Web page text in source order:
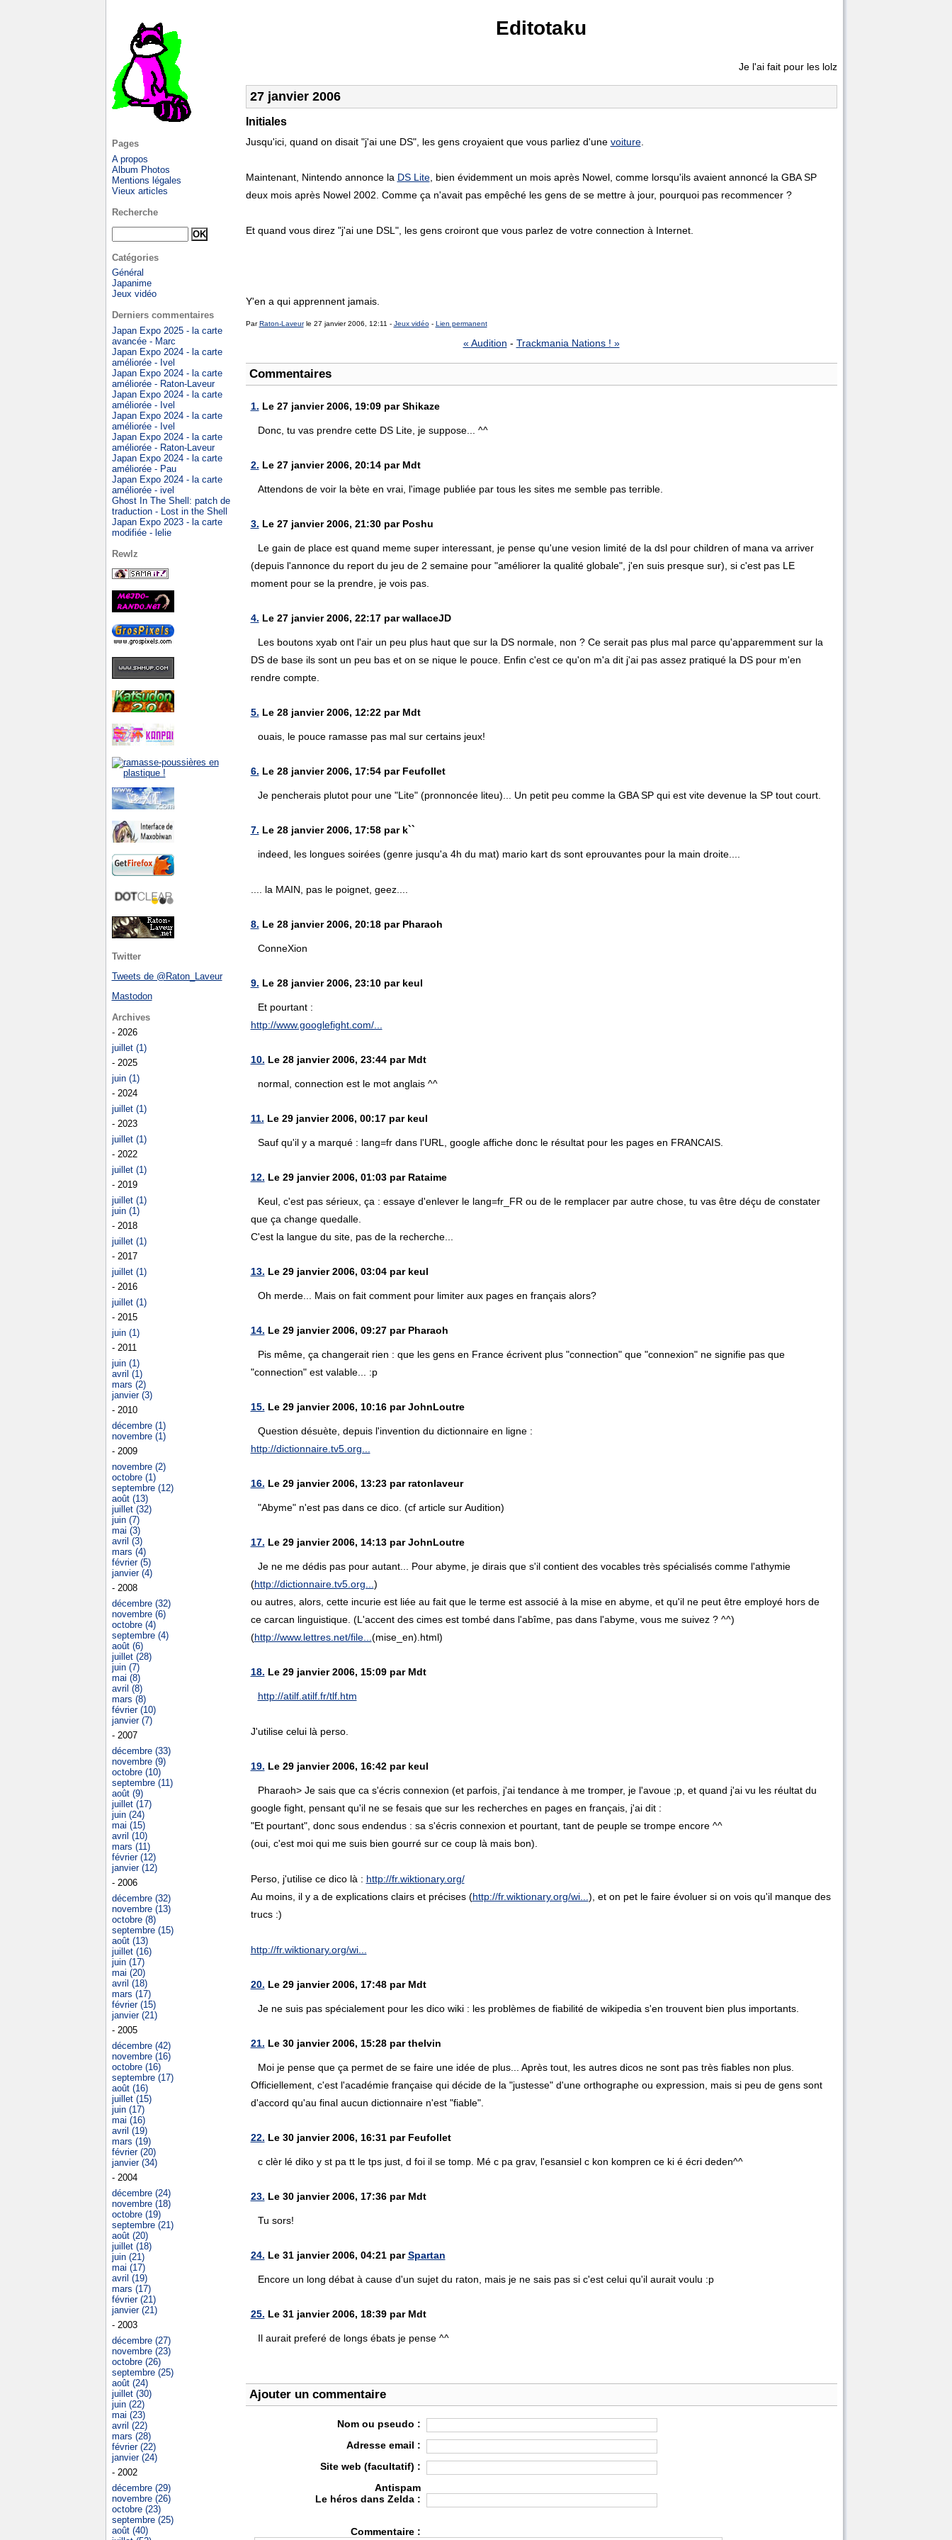
Editotaku
Je l'ai fait pour les lolz
27 janvier 2006
Initiales
Jusqu'ici, quand on disait "j'ai une DS", les gens croyaient que vous parliez d'une voiture.
Maintenant, Nintendo annonce la DS Lite, bien évidemment un mois après Nowel, comme lorsqu'ils avaient annoncé la GBA SP
deux mois après Nowel 2002. Comme ça n'avait pas empêché les gens de se mettre à jour, pourquoi pas recommencer ?
Et quand vous direz "j'ai une DSL", les gens croiront que vous parlez de votre connection à Internet.
Y'en a qui apprennent jamais.
ParRaton-Laveurle 27 janvier 2006, 12:11 - Jeux vidéo- Lien permanent
« Audition - Trackmania Nations ! »
Commentaires
1. Le 27 janvier 2006, 19:09 par Shikaze
Donc, tu vas prendre cette DS Lite, je suppose... ^^
2. Le 27 janvier 2006, 20:14 par Mdt
Attendons de voir la bète en vrai, l'image publiée par tous les sites me semble pas terrible.
3. Le 27 janvier 2006, 21:30 par Poshu
Le gain de place est quand meme super interessant, je pense qu'une vesion limité de la dsl pour children of mana va arriver
(depuis l'annonce du report du jeu de 2 semaine pour "améliorer la qualité globale", j'en suis presque sur), si c'est pas LE
moment pour se la prendre, je vois pas.
4. Le 27 janvier 2006, 22:17 par wallaceJD
Les boutons xyab ont l'air un peu plus haut que sur la DS normale, non ? Ce serait pas plus mal parce qu'apparemment sur la
DS de base ils sont un peu bas et on se nique le pouce. Enfin c'est ce qu'on m'a dit j'ai pas assez pratiqué la DS pour m'en
rendre compte.
5. Le 28 janvier 2006, 12:22 par Mdt
ouais, le pouce ramasse pas mal sur certains jeux!
6. Le 28 janvier 2006, 17:54 par Feufollet
Je pencherais plutot pour une "Lite" (pronnoncée liteu)... Un petit peu comme la GBA SP qui est vite devenue la SP tout court.
7. Le 28 janvier 2006, 17:58 par k``
indeed, les longues soirées (genre jusqu'a 4h du mat) mario kart ds sont eprouvantes pour la main droite....
.... la MAIN, pas le poignet, geez....
8. Le 28 janvier 2006, 20:18 par Pharaoh
ConneXion
9. Le 28 janvier 2006, 23:10 par keul
Et pourtant :
http://www.googlefight.com/...
10. Le 28 janvier 2006, 23:44 par Mdt
normal, connection est le mot anglais ^^
11. Le 29 janvier 2006, 00:17 par keul
Sauf qu'il y a marqué : lang=fr dans l'URL, google affiche donc le résultat pour les pages en FRANCAIS.
12. Le 29 janvier 2006, 01:03 par Rataime
Keul, c'est pas sérieux, ça : essaye d'enlever le lang=fr_FR ou de le remplacer par autre chose, tu vas être déçu de constater
que ça change quedalle.
C'est la langue du site, pas de la recherche...
13. Le 29 janvier 2006, 03:04 par keul
Oh merde... Mais on fait comment pour limiter aux pages en français alors?
14. Le 29 janvier 2006, 09:27 par Pharaoh
Pis même, ça changerait rien : que les gens en France écrivent plus "connection" que "connexion" ne signifie pas que
"connection" est valable... :p
15. Le 29 janvier 2006, 10:16 par JohnLoutre
Question désuète, depuis l'invention du dictionnaire en ligne :
http://dictionnaire.tv5.org...
16. Le 29 janvier 2006, 13:23 par ratonlaveur
"Abyme" n'est pas dans ce dico. (cf article sur Audition)
17. Le 29 janvier 2006, 14:13 par JohnLoutre
Je ne me dédis pas pour autant... Pour abyme, je dirais que s'il contient des vocables très spécialisés comme l'athymie
(http://dictionnaire.tv5.org... )
ou autres, alors, cette incurie est liée au fait que le terme est associé à la mise en abyme, et qu'il ne peut être employé hors de
ce carcan linguistique. (L'accent des cimes est tombé dans l'abîme, pas dans l'abyme, vous me suivez ? ^^)
(http://www.lettres.net/file... (mise_en).html)
18. Le 29 janvier 2006, 15:09 par Mdt
http://atilf.atilf.fr/tlf.htm
J'utilise celui là perso.
19. Le 29 janvier 2006, 16:42 par keul
Pharaoh> Je sais que ca s'écris connexion (et parfois, j'ai tendance à me tromper, je l'avoue ;p, et quand j'ai vu les réultat du
google fight, pensant qu'il ne se fesais que sur les recherches en pages en français, j'ai dit :
"Et pourtant", donc sous endendus : sa s'écris connexion et pourtant, tant de peuple se trompe encore ^^
(oui, c'est moi qui me suis bien gourré sur ce coup là mais bon).
Perso, j'utilise ce dico là : http://fr.wiktionary.org/
Au moins, il y a de explications clairs et précises (http://fr.wiktionary.org/wi... ), et on pet le faire évoluer si on vois qu'il manque des
trucs :)
http://fr.wiktionary.org/wi...
20. Le 29 janvier 2006, 17:48 par Mdt
Je ne suis pas spécialement pour les dico wiki : les problèmes de fiabilité de wikipedia s'en trouvent bien plus importants.
21. Le 30 janvier 2006, 15:28 par thelvin
Moi je pense que ça permet de se faire une idée de plus... Après tout, les autres dicos ne sont pas très fiables non plus.
Officiellement, c'est l'académie française qui décide de la "justesse" d'une orthographe ou expression, mais si peu de gens sont
d'accord qu'au final aucun dictionnaire n'est "fiable".
22. Le 30 janvier 2006, 16:31 par Feufollet
c clèr lé diko y st pa tt le tps just, d foi il se tomp. Mé c pa grav, l'esansiel c kon kompren ce ki é écri deden^^
23. Le 30 janvier 2006, 17:36 par Mdt
Tu sors!
24. Le 31 janvier 2006, 04:21 parSpartan
Encore un long débat à cause d'un sujet du raton, mais je ne sais pas si c'est celui qu'il aurait voulu :p
25. Le 31 janvier 2006, 18:39 par Mdt
Il aurait preferé de longs ébats je pense ^^
Ajouter un commentaire
Nom ou pseudo :
Adresse email :
Site web (facultatif) :
Antispam
Le héros dans Zelda :
Commentaire :
Pages
A propos
Album Photos
Mentions légales
Vieux articles
Recherche
Catégories
Général
Japanime
Jeux vidéo
Derniers commentaires
Japan Expo 2025 - la carte
avancée - Marc
Japan Expo 2024 - la carte
améliorée - Ivel
Japan Expo 2024 - la carte
améliorée - Raton-Laveur
Japan Expo 2024 - la carte
améliorée - Ivel
Japan Expo 2024 - la carte
améliorée - Ivel
Japan Expo 2024 - la carte
améliorée - Raton-Laveur
Japan Expo 2024 - la carte
améliorée - Pau
Japan Expo 2024 - la carte
améliorée - ivel
Ghost In The Shell: patch de
traduction - Lost in the Shell
Japan Expo 2023 - la carte
modifiée - lelie
Rewlz
Twitter
Tweets de @Raton_Laveur
Mastodon
Archives
- 2026
juillet (1)
- 2025
juin (1)
- 2024
juillet (1)
- 2023
juillet (1)
- 2022
juillet (1)
- 2019
juillet (1)
juin (1)
- 2018
juillet (1)
- 2017
juillet (1)
- 2016
juillet (1)
- 2015
juin (1)
- 2011
juin (1)
avril (1)
mars (2)
janvier (3)
- 2010
décembre (1)
novembre (1)
- 2009
novembre (2)
octobre (1)
septembre (12)
août (13)
juillet (32)
juin (7)
mai (3)
avril (3)
mars (4)
février (5)
janvier (4)
- 2008
décembre (32)
novembre (6)
octobre (4)
septembre (4)
août (6)
juillet (28)
juin (7)
mai (8)
avril (8)
mars (8)
février (10)
janvier (7)
- 2007
décembre (33)
novembre (9)
octobre (10)
septembre (11)
août (9)
juillet (17)
juin (24)
mai (15)
avril (10)
mars (11)
février (12)
janvier (12)
- 2006
décembre (32)
novembre (13)
octobre (8)
septembre (15)
août (13)
juillet (16)
juin (17)
mai (20)
avril (18)
mars (17)
février (15)
janvier (21)
- 2005
décembre (42)
novembre (16)
octobre (16)
septembre (17)
août (16)
juillet (15)
juin (17)
mai (16)
avril (19)
mars (19)
février (20)
janvier (34)
- 2004
décembre (24)
novembre (18)
octobre (19)
septembre (21)
août (20)
juillet (18)
juin (21)
mai (17)
avril (19)
mars (17)
février (21)
janvier (21)
- 2003
décembre (27)
novembre (23)
octobre (26)
septembre (25)
août (24)
juillet (30)
juin (22)
mai (23)
avril (22)
mars (28)
février (22)
janvier (24)
- 2002
décembre (29)
novembre (26)
octobre (23)
septembre (25)
août (40)